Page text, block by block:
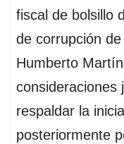
fiscal de bolsillo
de corrupción
Humberto
consideraciones
respaldar la
posteriormente